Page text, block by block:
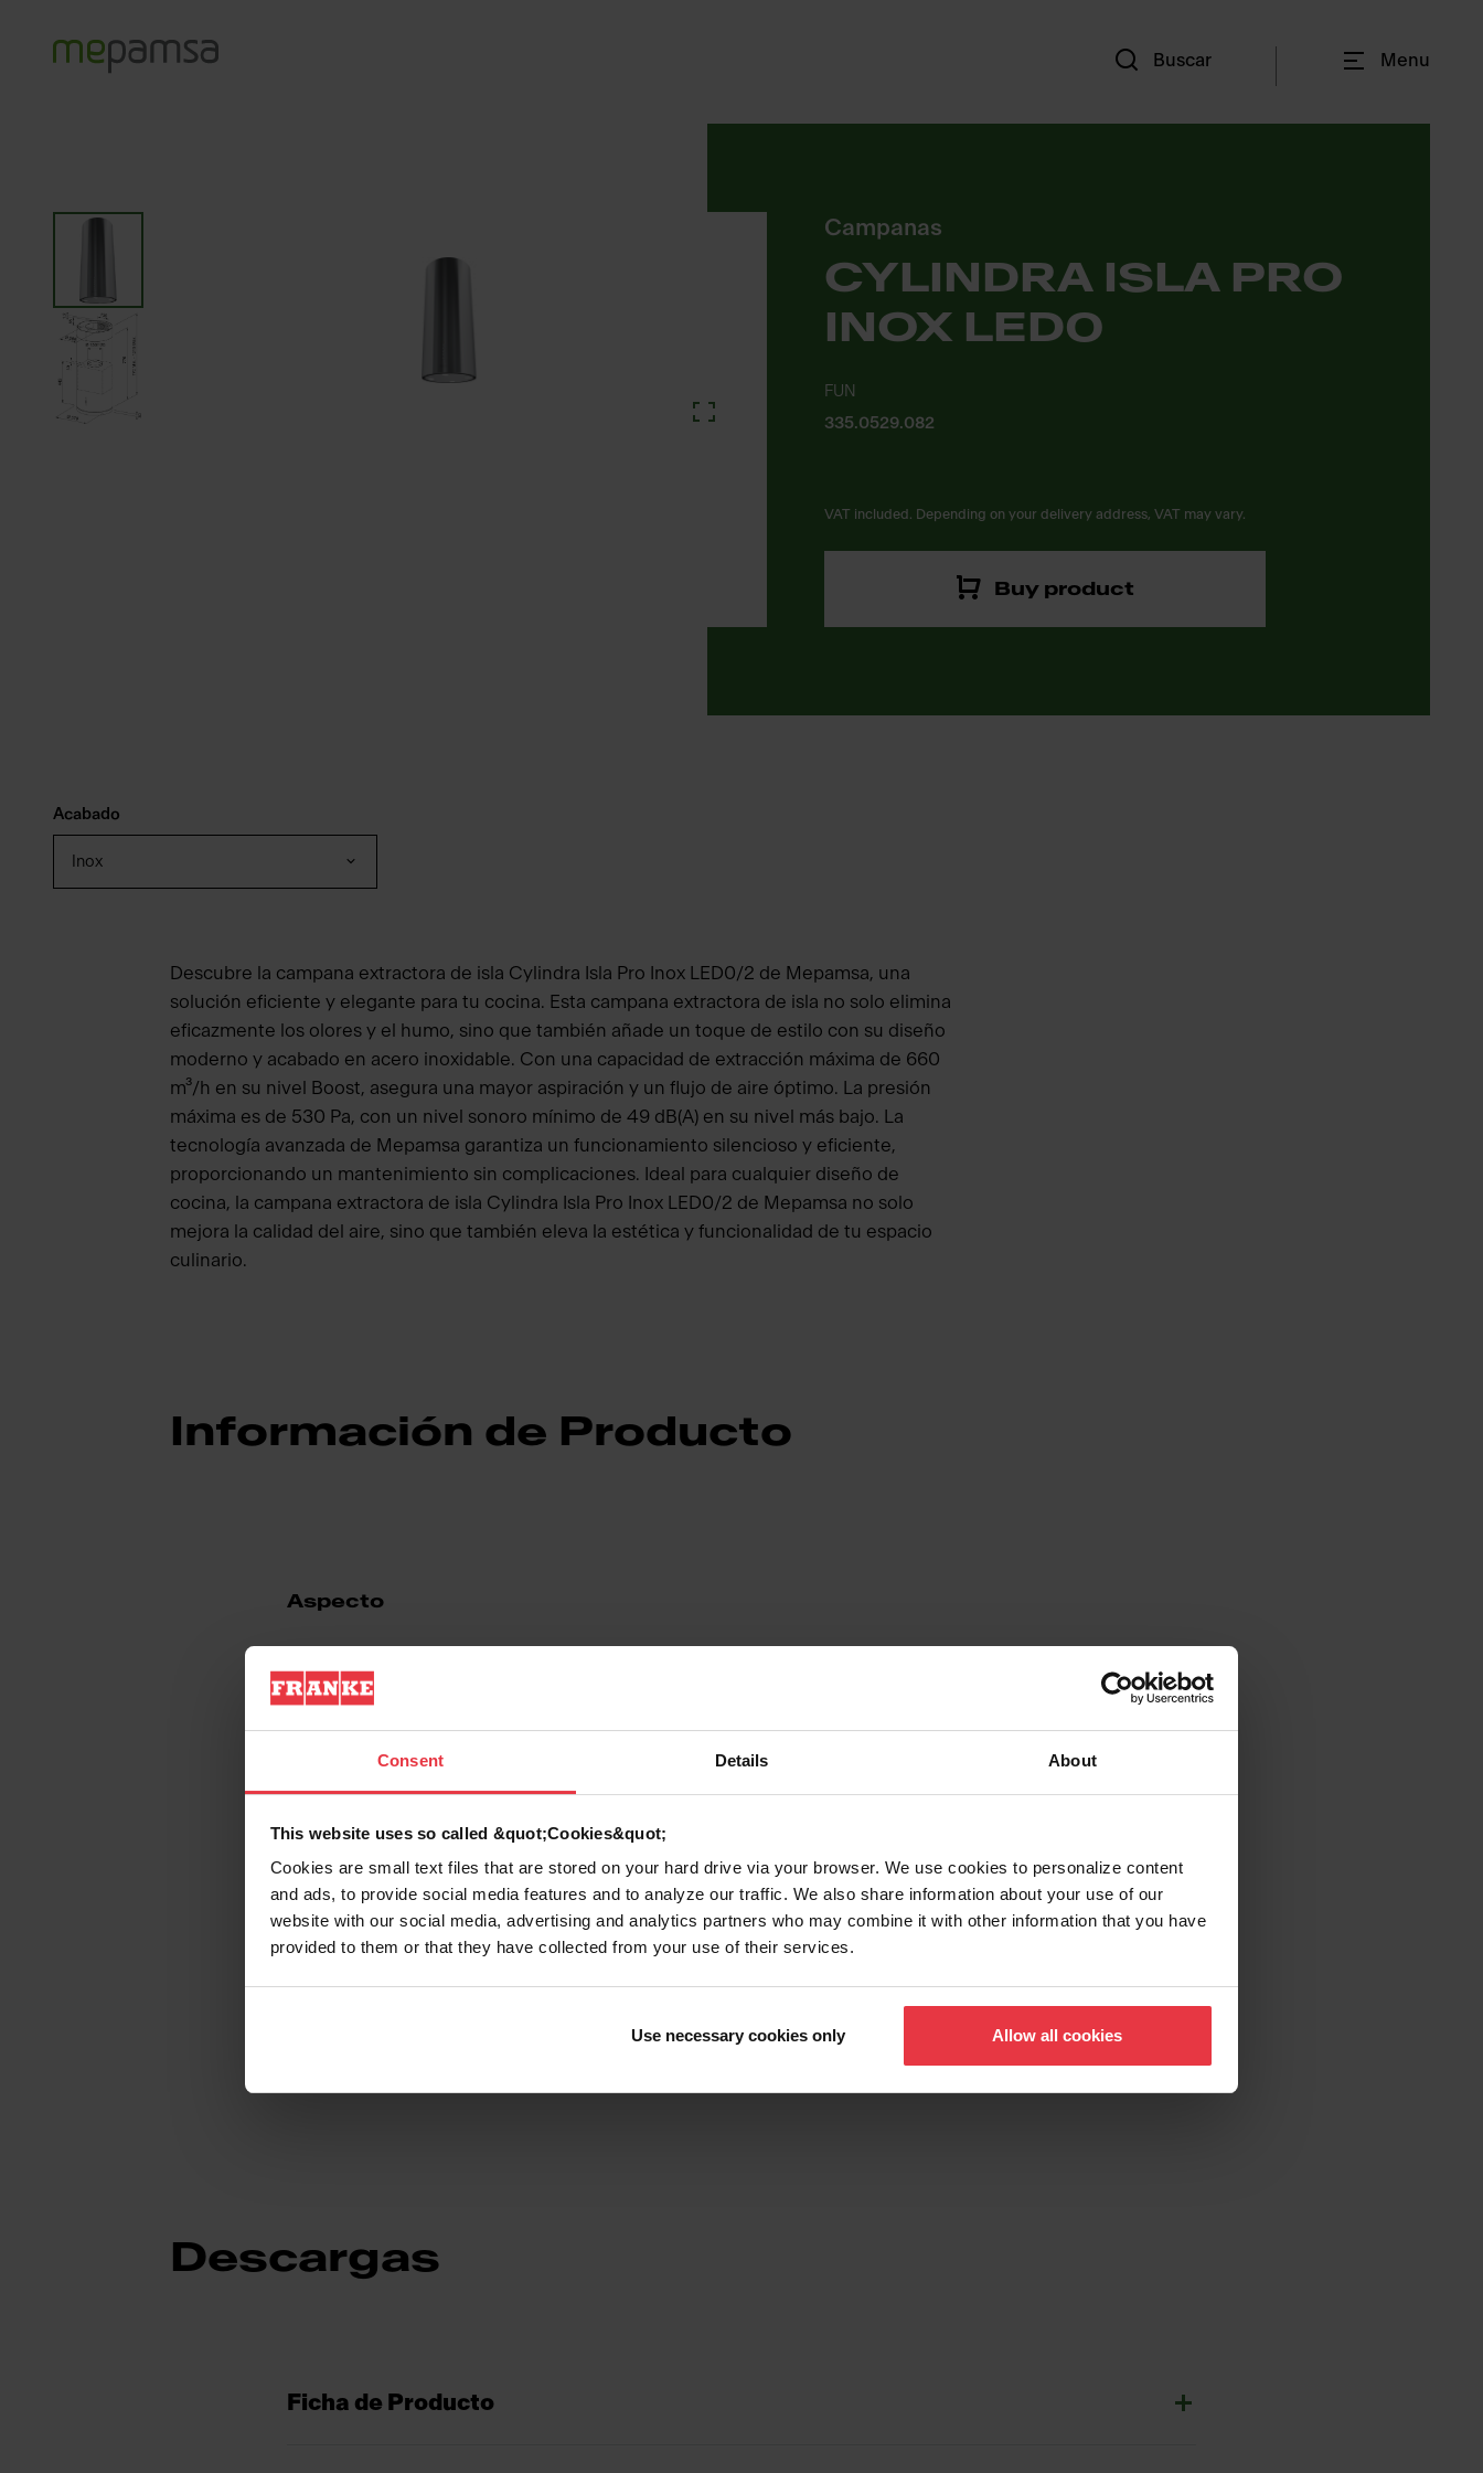
Consent Details About
This website uses so called &quot;Cookies&quot;
Cookies are small text files that are stored on your hard drive via your browser. We use cookies to personalize content
and ads, to provide social media features and to analyze our traffic. We also share information about your use of our
website with our social media, advertising and analytics partners who may combine it with other information that you have
provided to them or that they have collected from your use of their services.
Use necessary cookies only Allow all cookies
Buscar Menu
Productos
Campanas
CYLINDRA ISLA PRO
INOX LED0
FUN
335.0529.082
VAT included. Depending on your delivery address, VAT may vary.
Buy product
Acabado
Inox
Descubre la campana extractora de isla Cylindra Isla Pro Inox LED0/2 de Mepamsa, una
solución eficiente y elegante para tu cocina. Esta campana extractora de isla no solo elimina
eficazmente los olores y el humo, sino que también añade un toque de estilo con su diseño
moderno y acabado en acero inoxidable. Con una capacidad de extracción máxima de 660
m³/h en su nivel Boost, asegura una mayor aspiración y un flujo de aire óptimo. La presión
máxima es de 530 Pa, con un nivel sonoro mínimo de 49 dB(A) en su nivel más bajo. La
tecnología avanzada de Mepamsa garantiza un funcionamiento silencioso y eficiente,
proporcionando un mantenimiento sin complicaciones. Ideal para cualquier diseño de
cocina, la campana extractora de isla Cylindra Isla Pro Inox LED0/2 de Mepamsa no solo
mejora la calidad del aire, sino que también eleva la estética y funcionalidad de tu espacio
culinario.
Información de Producto
Aspecto
EAN/UPC
Categoría de campana Diseño
Propiedades
Descargas
Ficha de Producto